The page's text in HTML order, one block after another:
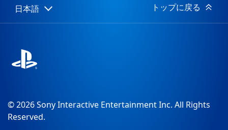
Select
a
Current
region:
日本語 トップに戻る
© 2026 Sony Interactive Entertainment Inc. All Rights
Reserved.